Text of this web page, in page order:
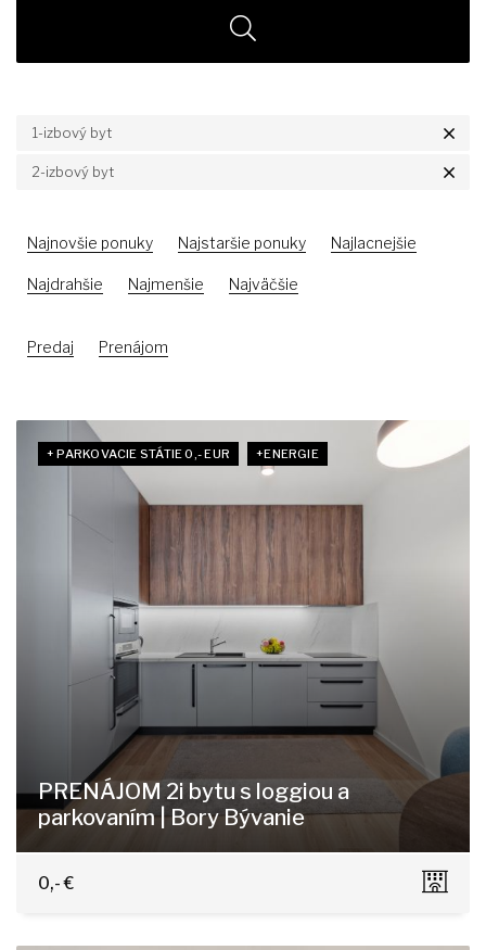
1-izbový byt
2-izbový byt
Najnovšie ponuky Najstaršie ponuky Najlacnejšie
Najdrahšie Najmenšie Najväčšie
Predaj Prenájom
+ PARKOVACIE STÁTIE 0,- EUR +ENERGIE
PRENÁJOM 2i bytu s loggiou a
parkovaním | Bory Bývanie
Dominika Tatarku 3, Bratislava-Lamač
0,- €